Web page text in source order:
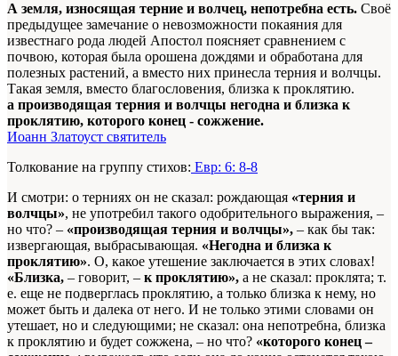
А земля, износящая терние и волчец, непотребна есть. Своё
предыдущее замечание о невозможности покаяния для
известнаго рода людей Апостол поясняет сравнением с
почвою, которая была орошена дождями и обработана для
полезных растений, а вместо них принесла терния и волчцы.
Такая земля, вместо благословения, близка к проклятию.
а производящая терния и волчцы негодна и близка к
проклятию, которого конец - сожжение.
Иоанн Златоуст святитель
Толкование на группу стихов: Евр: 6: 8-8
И смотри: о терниях он не сказал: рождающая «терния и
волчцы», не употребил такого одобрительного выражения, –
но что? – «производящая терния и волчцы», – как бы так:
извергающая, выбрасывающая. «Негодна и близка к
проклятию». О, какое утешение заключается в этих словах!
«Близка, – говорит, – к проклятию», а не сказал: проклята; т.
е. еще не подверглась проклятию, а только близка к нему, но
может быть и далека от него. И не только этими словами он
утешает, но и следующими; не сказал: она непотребна, близка
к проклятию и будет сожжена, – но что? «которого конец –